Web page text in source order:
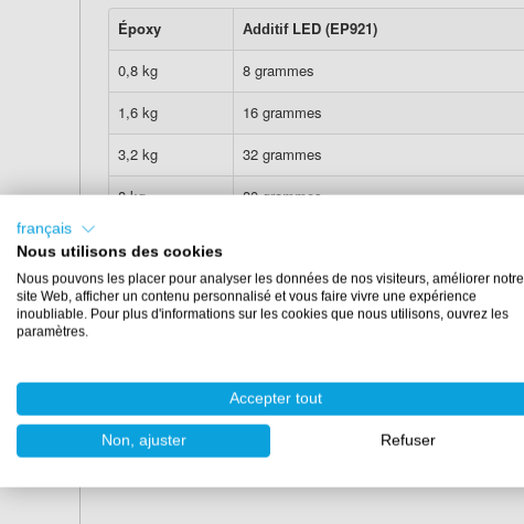
Époxy Additif LED (EP921)
0,8 kg
8 grammes
1,6 kg
16 grammes
3,2 kg
32 grammes
8 kg
80 grammes
32 kg
320 grammes
64 kg
640 grammes
français
Nous utilisons des cookies
Nous pouvons les placer pour analyser les données de nos visiteurs, améliorer notre
site Web, afficher un contenu personnalisé et vous faire vivre une expérience
inoubliable. Pour plus d'informations sur les cookies que nous utilisons, ouvrez les
paramètres.
Accepter tout
Non, ajuster Refuser